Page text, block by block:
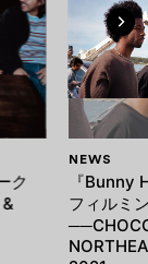
ク
NEWS
『Bunny
フィルミ